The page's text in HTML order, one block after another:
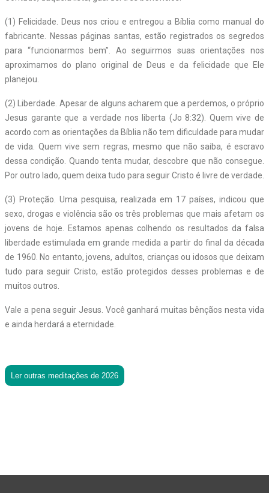
(1) Felicidade. Deus nos criou e entregou a Bíblia como manual do
fabricante. Nessas páginas santas, estão registrados os segredos
para “funcionarmos bem”. Ao seguirmos suas orientações nos
aproximamos do plano original de Deus e da felicidade que Ele
planejou.
(2) Liberdade. Apesar de alguns acharem que a perdemos, o próprio
Jesus garante que a verdade nos liberta (Jo 8:32). Quem vive de
acordo com as orientações da Bíblia não tem dificuldade para mudar
de vida. Quem vive sem regras, mesmo que não saiba, é escravo
dessa condição. Quando tenta mudar, descobre que não consegue.
Por outro lado, quem deixa tudo para seguir Cristo é livre de verdade.
(3) Proteção. Uma pesquisa, realizada em 17 países, indicou que
sexo, drogas e violência são os três problemas que mais afetam os
jovens de hoje. Estamos apenas colhendo os resultados da falsa
liberdade estimulada em grande medida a partir do final da década
de 1960. No entanto, jovens, adultos, crianças ou idosos que deixam
tudo para seguir Cristo, estão protegidos desses problemas e de
muitos outros.
Vale a pena seguir Jesus. Você ganhará muitas bênçãos nesta vida
e ainda herdará a eternidade.
Ler outras meditações de 2026